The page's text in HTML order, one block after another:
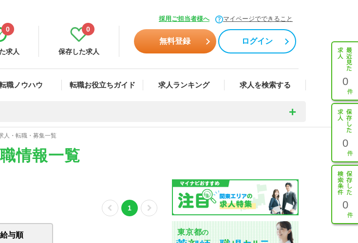
採用ご担当者様へ マイページでできること
求人
0
保存した求人
0
無料登録 ログイン
職ノウハウ 転職お役立ちガイド 求人ランキング 求人を検索する 0
0
0
人・転職・募集一覧
情報一覧
1
給与順 東京都の